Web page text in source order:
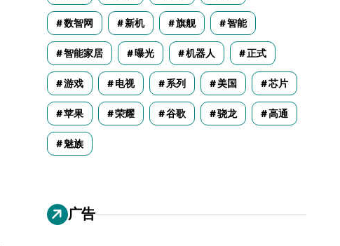
数智网 新机 旗舰 智能
智能家居 曝光 机器人 正式
游戏 电视 系列 美国 芯片
苹果 荣耀 谷歌 骁龙 高通
魅族
广告